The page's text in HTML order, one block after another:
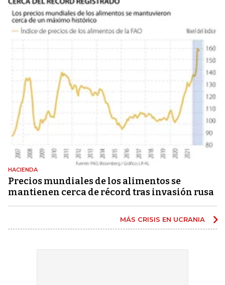
HACIENDA
Precios mundiales de los alimentos se
mantienen cerca de récord tras invasión rusa
MÁS CRISIS EN UCRANIA